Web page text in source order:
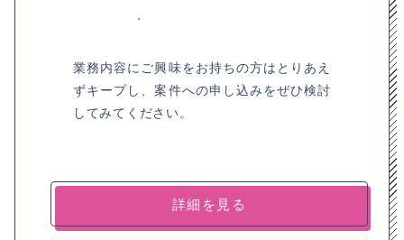
業務内容にご興味をお持ちの方はとりあえ
ずキープし、案件への申し込みをぜひ検討
してみてください。
詳細を見る